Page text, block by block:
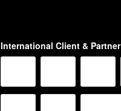
International Client & Partner